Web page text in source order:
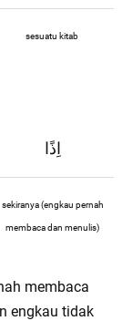
sesuatu kitab
اِذًا
sekiranya (engkau pernah
membaca dan menulis)
membaca
engkau tidak